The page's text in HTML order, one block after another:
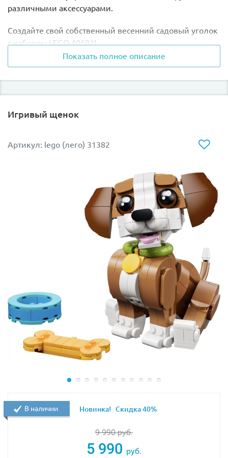
различными аксессуарами.
Создайте свой собственный весенний садовый уголок
с набором LEGO 40682!
Размер модели в собранном виде составляет 13х9х13
Показать полное описание
Игривый щенок
Артикул: lego (лего) 31382
9 990руб.
5 990 руб.
В наличии Новинка! Скидка 40%